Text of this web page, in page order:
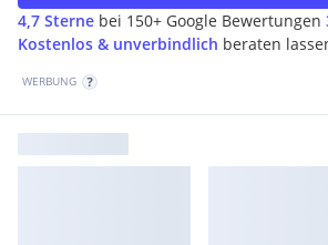
4,7 Sterne bei 150+ Google Bewertungen
Kostenlos & unverbindlich beraten
WERBUNG